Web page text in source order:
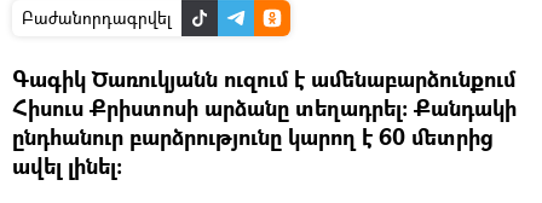
Բաժանորդագրվել
Գագիկ Ծառուկյանն ուզում է ամենաբարձունքում
Հիսուս Քրիստոսի արձանը տեղադրել։ Քանդակի
ընդհանուր բարձրությունը կարող է 60 մետրից
ավել լինել։